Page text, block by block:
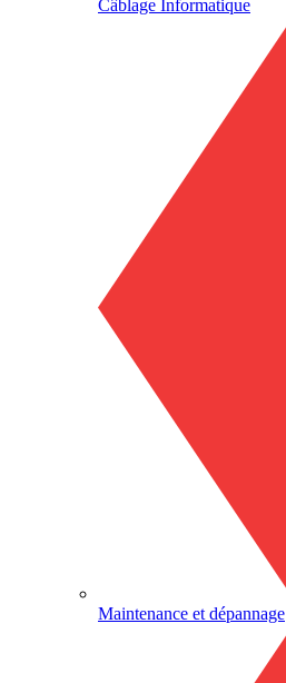
Câblage Informatique
Maintenance et dépannage